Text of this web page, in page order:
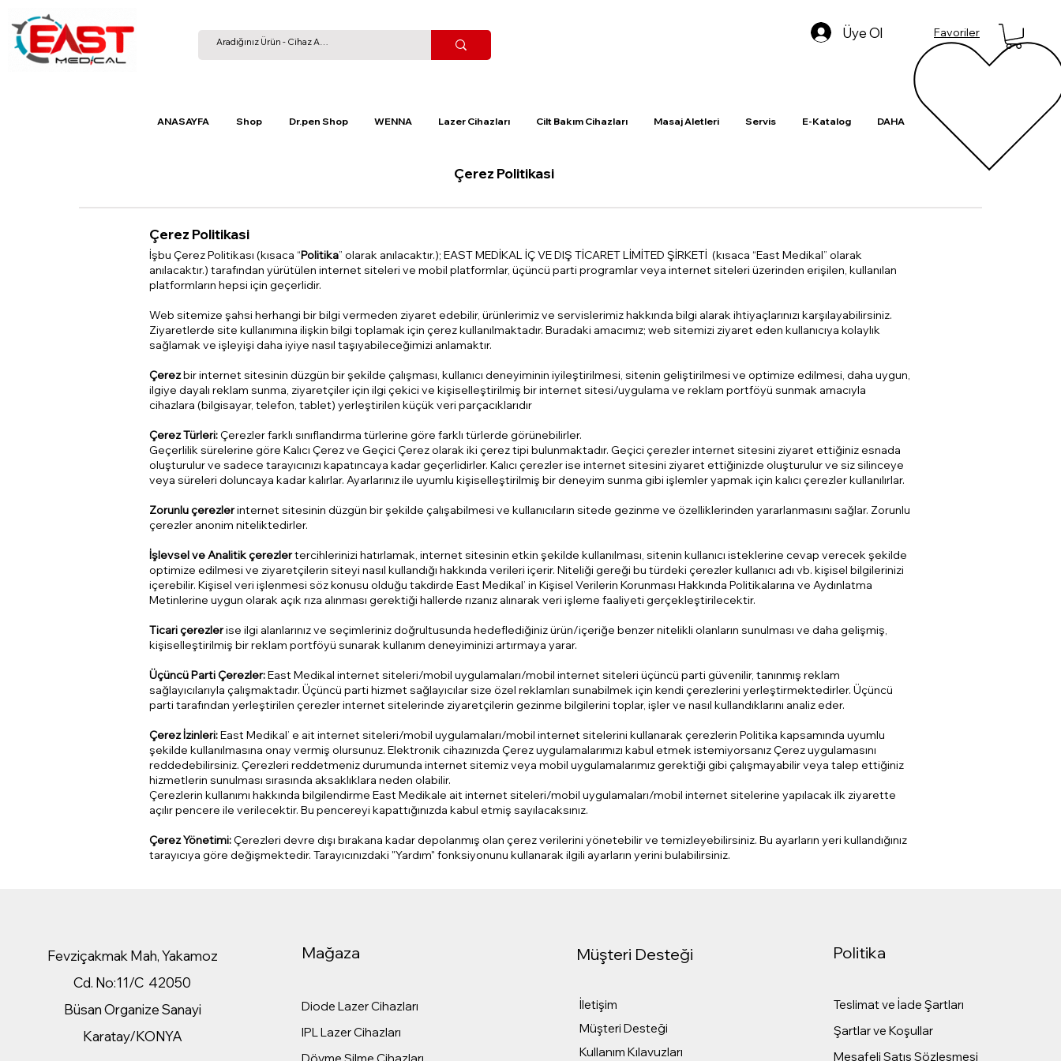
Üye Ol Favoriler
ANASAYFA Shop Dr.pen Shop WENNA Lazer Cihazları Cilt Bakım Cihazları Masaj Aletleri Servis E-Katalog DAHA
Çerez Politikasi
Çerez Politikasi
İşbu Çerez Politikası (kısaca “Politika” olarak anılacaktır.); EAST MEDİKAL İÇ VE DIŞ TİCARET LİMİTED ŞİRKETİ (kısaca “East Medikal” olarak
anılacaktır.) tarafından yürütülen internet siteleri ve mobil platformlar, üçüncü parti programlar veya internet siteleri üzerinden erişilen, kullanılan
platformların hepsi için geçerlidir.
Web sitemize şahsi herhangi bir bilgi vermeden ziyaret edebilir, ürünlerimiz ve servislerimiz hakkında bilgi alarak ihtiyaçlarınızı karşılayabilirsiniz.
Ziyaretlerde site kullanımına ilişkin bilgi toplamak için çerez kullanılmaktadır. Buradaki amacımız; web sitemizi ziyaret eden kullanıcıya kolaylık
sağlamak ve işleyişi daha iyiye nasıl taşıyabileceğimizi anlamaktır.
Çerezbir internet sitesinin düzgün bir şekilde çalışması, kullanıcı deneyiminin iyileştirilmesi, sitenin geliştirilmesi ve optimize edilmesi, daha uygun,
ilgiye dayalı reklam sunma, ziyaretçiler için ilgi çekici ve kişiselleştirilmiş bir internet sitesi/uygulama ve reklam portföyü sunmak amacıyla
cihazlara (bilgisayar, telefon, tablet) yerleştirilen küçük veri parçacıklarıdır
Çerez Türleri:Çerezler farklı sınıflandırma türlerine göre farklı türlerde görünebilirler.
Geçerlilik sürelerine göre Kalıcı Çerez ve Geçici Çerez olarak iki çerez tipi bulunmaktadır. Geçici çerezler internet sitesini ziyaret ettiğiniz esnada
oluşturulur ve sadece tarayıcınızı kapatıncaya kadar geçerlidirler. Kalıcı çerezler ise internet sitesini ziyaret ettiğinizde oluşturulur ve siz silinceye
veya süreleri doluncaya kadar kalırlar. Ayarlarınız ile uyumlu kişiselleştirilmiş bir deneyim sunma gibi işlemler yapmak için kalıcı çerezler kullanılırlar.
Zorunlu çerezlerinternet sitesinin düzgün bir şekilde çalışabilmesi ve kullanıcıların sitede gezinme ve özelliklerinden yararlanmasını sağlar. Zorunlu
çerezler anonim niteliktedirler.
İşlevsel ve Analitik çerezlertercihlerinizi hatırlamak, internet sitesinin etkin şekilde kullanılması, sitenin kullanıcı isteklerine cevap verecek şekilde
optimize edilmesi ve ziyaretçilerin siteyi nasıl kullandığı hakkında verileri içerir. Niteliği gereği bu türdeki çerezler kullanıcı adı vb. kişisel bilgilerinizi
içerebilir. Kişisel veri işlenmesi söz konusu olduğu takdirde East Medikal’ in Kişisel Verilerin Korunması Hakkında Politikalarına ve Aydınlatma
Metinlerine uygun olarak açık rıza alınması gerektiği hallerde rızanız alınarak veri işleme faaliyeti gerçekleştirilecektir.
Ticari çerezlerise ilgi alanlarınız ve seçimleriniz doğrultusunda hedeflediğiniz ürün/içeriğe benzer nitelikli olanların sunulması ve daha gelişmiş,
kişiselleştirilmiş bir reklam portföyü sunarak kullanım deneyiminizi artırmaya yarar.
Üçüncü Parti Çerezler:East Medikal internet siteleri/mobil uygulamaları/mobil internet siteleri üçüncü parti güvenilir, tanınmış reklam
sağlayıcılarıyla çalışmaktadır. Üçüncü parti hizmet sağlayıcılar size özel reklamları sunabilmek için kendi çerezlerini yerleştirmektedirler. Üçüncü
parti tarafından yerleştirilen çerezler internet sitelerinde ziyaretçilerin gezinme bilgilerini toplar, işler ve nasıl kullandıklarını analiz eder.
Çerez İzinleri:East Medikal’ e ait internet siteleri/mobil uygulamaları/mobil internet sitelerini kullanarak çerezlerin Politika kapsamında uyumlu
şekilde kullanılmasına onay vermiş olursunuz. Elektronik cihazınızda Çerez uygulamalarımızı kabul etmek istemiyorsanız Çerez uygulamasını
reddedebilirsiniz. Çerezleri reddetmeniz durumunda internet sitemiz veya mobil uygulamalarımız gerektiği gibi çalışmayabilir veya talep ettiğiniz
hizmetlerin sunulması sırasında aksaklıklara neden olabilir.
Çerezlerin kullanımı hakkında bilgilendirme East Medikale ait internet siteleri/mobil uygulamaları/mobil internet sitelerine yapılacak ilk ziyarette
açılır pencere ile verilecektir. Bu pencereyi kapattığınızda kabul etmiş sayılacaksınız.
Çerez Yönetimi:Çerezleri devre dışı bırakana kadar depolanmış olan çerez verilerini yönetebilir ve temizleyebilirsiniz. Bu ayarların yeri kullandığınız
tarayıcıya göre değişmektedir. Tarayıcınızdaki "Yardım" fonksiyonunu kullanarak ilgili ayarların yerini bulabilirsiniz.
Fevziçakmak Mah, Yakamoz
Cd. No:11/C 42050
Büsan Organize Sanayi
Karatay/KONYA
Mağaza
Diode Lazer Cihazları
IPL Lazer Cihazları
Müşteri Desteği
İletişim
Müşteri Desteği
Kullanım Kılavuzları
Politika
Teslimat ve İade Şartları
Şartlar ve Koşullar
Mesafeli Satış Sözleşmesi